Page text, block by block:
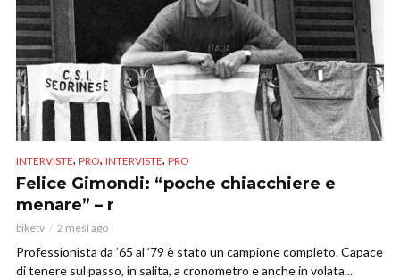
INTERVISTE, PRO, INTERVISTE, PRO
Felice Gimondi: “poche chiacchiere e
menare” – r
biketv 2 mesi ago
Professionista da ’65 al ’79 è stato un campione completo. Capace
di tenere sul passo, in salita, a cronometro e anche in volata...